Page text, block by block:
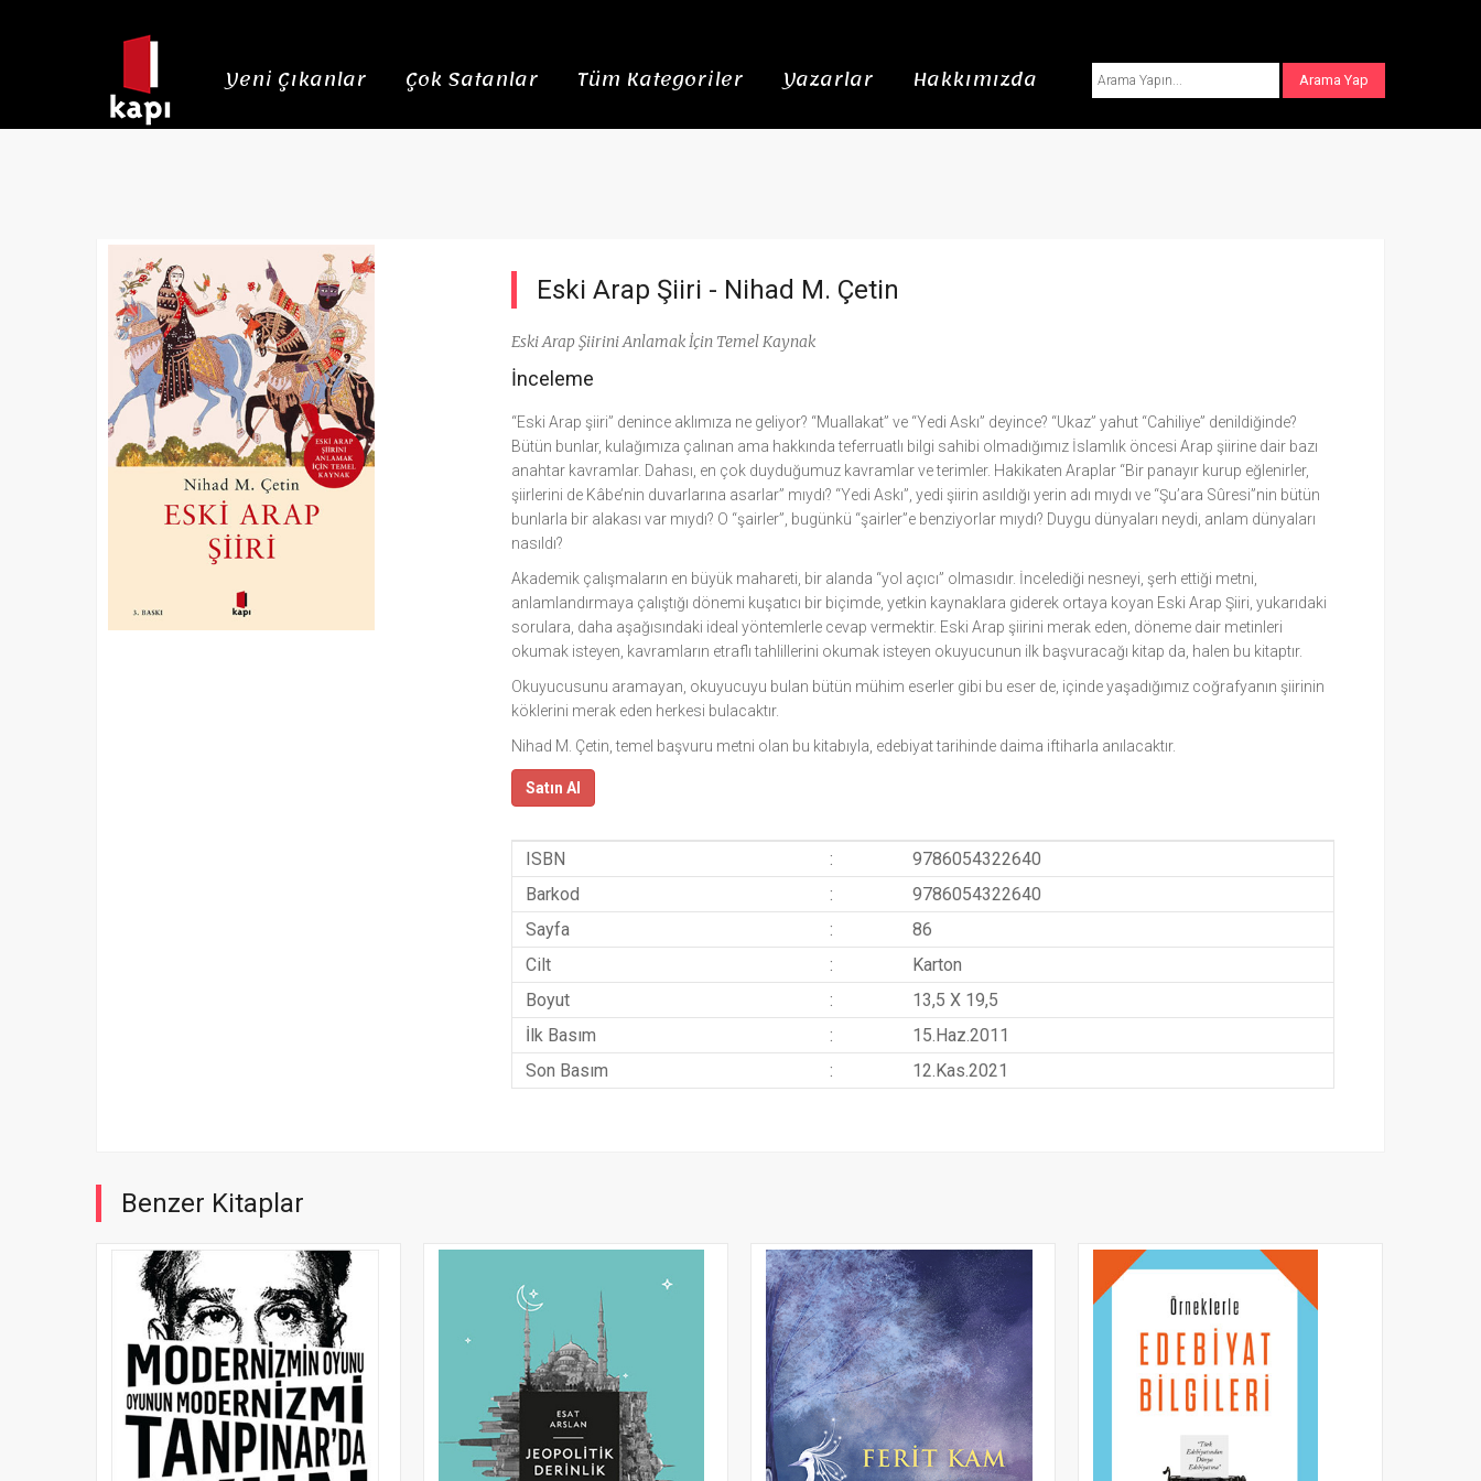
Yeni Çıkanlar Çok Satanlar Tüm Kategoriler Yazarlar Hakkımızda
Eski Arap Şiiri - Nihad M. Çetin
Eski Arap Şiirini Anlamak İçin Temel Kaynak
İnceleme
“Eski Arap şiiri” denince aklımıza ne geliyor? “Muallakat” ve “Yedi Askı” deyince? “Ukaz” yahut “Cahiliye” denildiğinde?
Bütün bunlar, kulağımıza çalınan ama hakkında teferruatlı bilgi sahibi olmadığımız İslamlık öncesi Arap şiirine dair bazı
anahtar kavramlar. Dahası, en çok duyduğumuz kavramlar ve terimler. Hakikaten Araplar “Bir panayır kurup eğlenirler,
şiirlerini de Kâbe’nin duvarlarına asarlar” mıydı? “Yedi Askı”, yedi şiirin asıldığı yerin adı mıydı ve “Şu’ara Sûresi”nin bütün
bunlarla bir alakası var mıydı? O “şairler”, bugünkü “şairler”e benziyorlar mıydı? Duygu dünyaları neydi, anlam dünyaları
nasıldı?
Akademik çalışmaların en büyük mahareti, bir alanda “yol açıcı” olmasıdır. İncelediği nesneyi, şerh ettiği metni,
anlamlandırmaya çalıştığı dönemi kuşatıcı bir biçimde, yetkin kaynaklara giderek ortaya koyan Eski Arap Şiiri, yukarıdaki
sorulara, daha aşağısındaki ideal yöntemlerle cevap vermektir. Eski Arap şiirini merak eden, döneme dair metinleri
okumak isteyen, kavramların etraflı tahlillerini okumak isteyen okuyucunun ilk başvuracağı kitap da, halen bu kitaptır.
Okuyucusunu aramayan, okuyucuyu bulan bütün mühim eserler gibi bu eser de, içinde yaşadığımız coğrafyanın şiirinin
köklerini merak eden herkesi bulacaktır.
Nihad M. Çetin, temel başvuru metni olan bu kitabıyla, edebiyat tarihinde daima iftiharla anılacaktır.
Satın Al
ISBN :
9786054322640
Barkod
:
9786054322640
Sayfa
:
86
Cilt
:
Karton
Boyut
:
13,5 X 19,5
İlk Basım
:
15.Haz.2011
Son Basım
: 12.Kas.2021
Benzer Kitaplar